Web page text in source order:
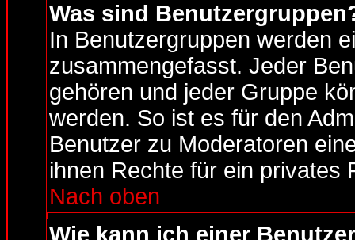
Was sind
In Benutzergruppen werden
zusammengefasst. Jeder
gehören und jeder Gruppe
werden. So ist es für den
Benutzer zu Moderatoren
ihnen Rechte für ein privates
Nach oben
Wie kann ich einer